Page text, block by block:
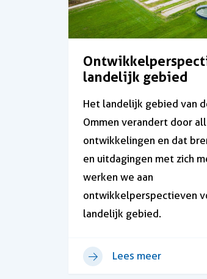
landelijk gebied
Het landelijk gebied van
Ommen verandert door
ontwikkelingen en dat
en uitdagingen met zich
werken we aan
ontwikkelperspectieven
landelijk gebied.
Lees meer